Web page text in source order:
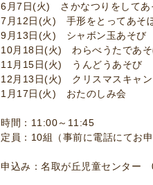
6月7日(火) さかなつりをしてあ
7月12日(火) 手形をとってあそ
9月13日(火) シャボン玉あそび
10月18日(火) わらべうたであそ
11月15日(火) うんどうあそび
12月13日(火) クリスマスキャン
1月17日(火) おたのしみ会
時間：11:00～11:45
定員：10組（事前に電話にてお
申込み：名取が丘児童センター